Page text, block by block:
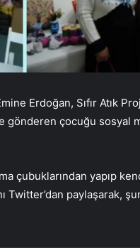
Erdoğan, Sıfır Atık
gönderen çocuğu sosyal
çubuklarından yapıp
Twitter’dan paylaşarak,